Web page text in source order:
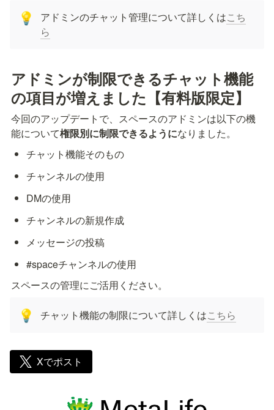
💡 アドミンのチャット管理について詳しくはこち
ら
アドミンが制限できるチャット機能
の項目が増えました【有料版限定】
今回のアップデートで、スペースのアドミンは以下の機
能について権限別に制限できるようになりました。
チャット機能そのもの
チャンネルの使用
DMの使用
チャンネルの新規作成
メッセージの投稿
#spaceチャンネルの使用
スペースの管理にご活用ください。
💡 チャット機能の制限について詳しくはこちら
Xでポスト